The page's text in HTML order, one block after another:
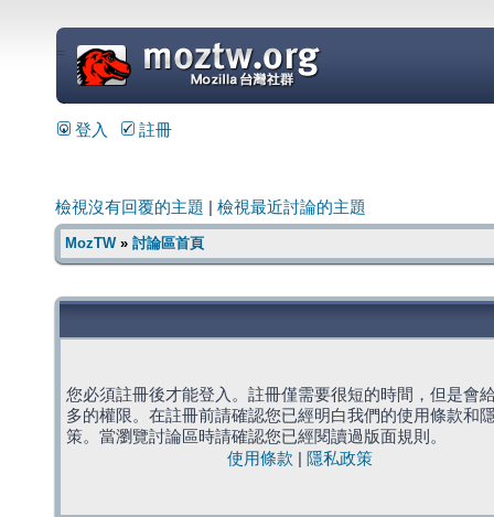
=
登入 註冊
檢視沒有回覆的主題 檢視最近討論的主題
MozTW» 討論區首頁
您必須註冊後才能登入。註冊僅需要很短的時間，但是會
多的權限。在註冊前請確認您已經明白我們的使用條款和
策。當瀏覽討論區時請確認您已經閱讀過版面規則。
使用條款
隱私政策